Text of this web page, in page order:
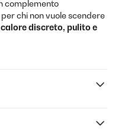
complemento
chi non vuole scendere
discreto, pulito e